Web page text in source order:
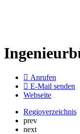
Anrufen
E-Mail senden
Webseite
Regioverzeichnis
prev
next